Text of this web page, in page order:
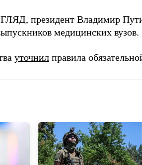
президент Владимир
медицинских вузов.
уточнил правила